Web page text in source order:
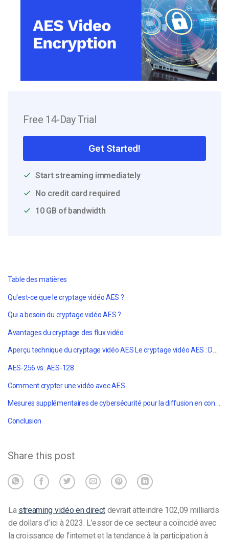
Free 14-Day Trial
Get Started!
Start streaming immediately
No credit card required
10 GB of bandwidth
Table des matières
Qu'est-ce que le cryptage vidéo AES ?
Qui a besoin du cryptage vidéo AES ?
Avantages du cryptage des flux vidéo
Aperçu technique du cryptage vidéo AES Le cryptage vidéo AES : Développement
AES-256 vs. AES-128
Comment crypter une vidéo avec AES
Mesures supplémentaires de cybersécurité pour la diffusion en continu
Conclusion
Share this post
La streaming vidéo en direct devrait atteindre 102,09 milliards
de dollars d’ici à 2023. L’essor de ce secteur a coïncidé avec
la croissance de l’internet et la tendance à la participation à